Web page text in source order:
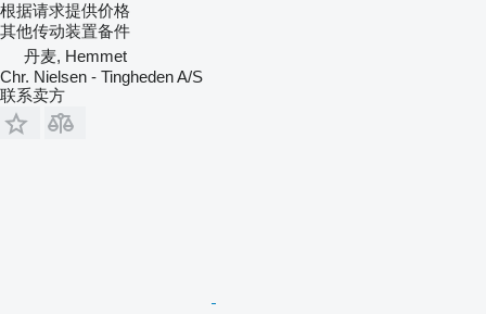
根据请求提供价格
其他传动装置备件
丹麦, Hemmet
Chr. Nielsen - Tingheden A/S
联系卖方